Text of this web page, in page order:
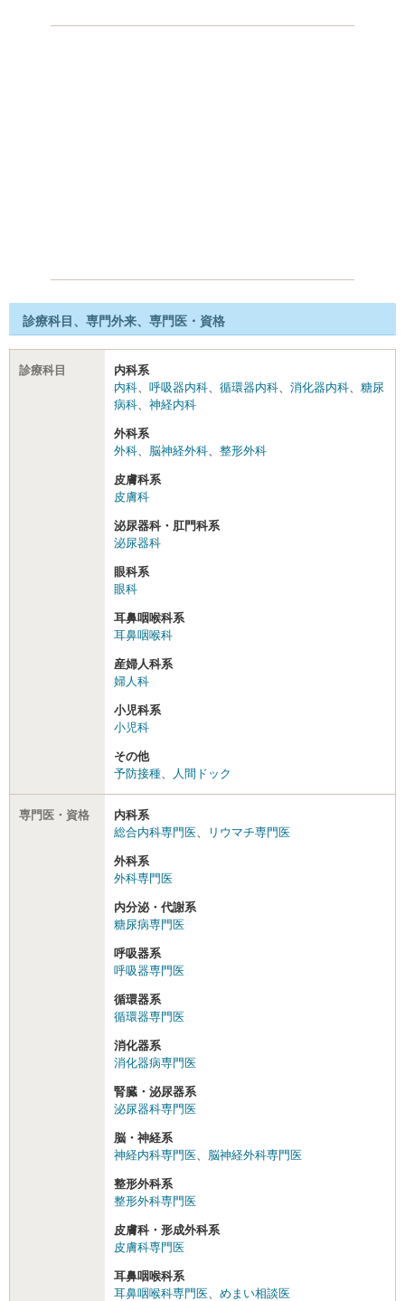
診療科目、専門外来、専門医・資格
診療科目
内科系
内科
呼吸器内科 循環器内科 消化器内科
糖尿
病科
神経内科
外科系
外科
脳神経外科 整形外科
皮膚科系
皮膚科
泌尿器科・肛門科系
泌尿器科
眼科系
眼科
耳鼻咽喉科系
耳鼻咽喉科
産婦人科系
婦人科
小児科系
小児科
その他
予防接種
人間ドック
専門医・資格
内科系
総合内科専門医
リウマチ専門医
外科系
外科専門医
内分泌・代謝系
糖尿病専門医
呼吸器系
呼吸器専門医
循環器系
循環器専門医
消化器系
消化器病専門医
腎臓・泌尿器系
泌尿器科専門医
脳・神経系
神経内科専門医
脳神経外科専門医
整形外科系
整形外科専門医
皮膚科・形成外科系
皮膚科専門医
耳鼻咽喉科系
耳鼻咽喉科専門医
めまい相談医